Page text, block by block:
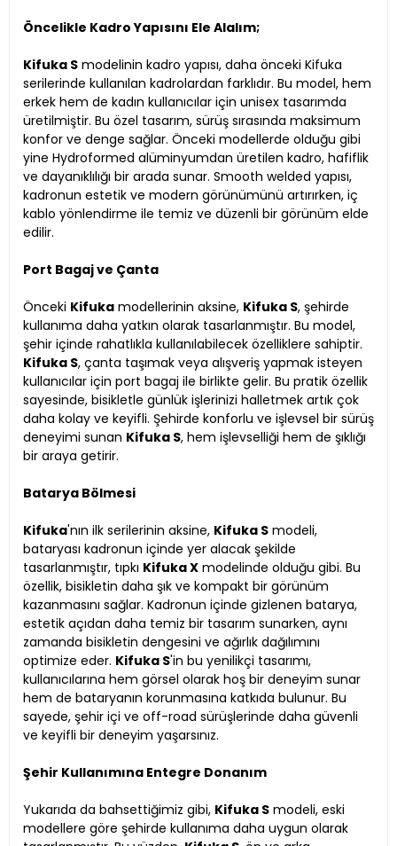
Öncelikle Kadro Yapısını Ele Alalım;
Kifuka S modelinin kadro yapısı, daha önceki Kifuka
serilerinde kullanılan kadrolardan farklıdır. Bu model, hem
erkek hem de kadın kullanıcılar için unisex tasarımda
üretilmiştir. Bu özel tasarım, sürüş sırasında maksimum
konfor ve denge sağlar. Önceki modellerde olduğu gibi
yine Hydroformed alüminyumdan üretilen kadro, hafiflik
ve dayanıklılığı bir arada sunar. Smooth welded yapısı,
kadronun estetik ve modern görünümünü artırırken, iç
kablo yönlendirme ile temiz ve düzenli bir görünüm elde
edilir.
Port Bagaj ve Çanta
Önceki Kifuka modellerinin aksine, Kifuka S, şehirde
kullanıma daha yatkın olarak tasarlanmıştır. Bu model,
şehir içinde rahatlıkla kullanılabilecek özelliklere sahiptir.
Kifuka S, çanta taşımak veya alışveriş yapmak isteyen
kullanıcılar için port bagaj ile birlikte gelir. Bu pratik özellik
sayesinde, bisikletle günlük işlerinizi halletmek artık çok
daha kolay ve keyifli. Şehirde konforlu ve işlevsel bir sürüş
deneyimi sunan Kifuka S, hem işlevselliği hem de şıklığı
bir araya getirir.
Batarya Bölmesi
Kifuka'nın ilk serilerinin aksine, Kifuka S modeli,
bataryası kadronun içinde yer alacak şekilde
tasarlanmıştır, tıpkı Kifuka X modelinde olduğu gibi. Bu
özellik, bisikletin daha şık ve kompakt bir görünüm
kazanmasını sağlar. Kadronun içinde gizlenen batarya,
estetik açıdan daha temiz bir tasarım sunarken, aynı
zamanda bisikletin dengesini ve ağırlık dağılımını
optimize eder. Kifuka S'in bu yenilikçi tasarımı,
kullanıcılarına hem görsel olarak hoş bir deneyim sunar
hem de bataryanın korunmasına katkıda bulunur. Bu
sayede, şehir içi ve off-road sürüşlerinde daha güvenli
ve keyifli bir deneyim yaşarsınız.
Şehir Kullanımına Entegre Donanım
Yukarıda da bahsettiğimiz gibi, Kifuka S modeli, eski
modellere göre şehirde kullanıma daha uygun olarak